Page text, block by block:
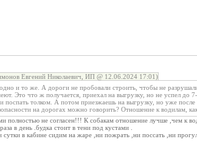
Евгений Николаевич, ИП @ 12.06.2024 17:01)
и то же. А дороги не пробовали строить, чтобы не
Это что ж получается, приехал на выгрузку, но не успел до
поспать толком. А потом приезжаешь на выгрузку, но уже
на дорогах можно говорить? Отношение к водилам,
полностью не согласен!!! К собакам отношение лучше ,чем к
в день .будка стоит в тени под кустами .
в кабине сидим на жаре ,ни пожрать ,ни поссать ,ни